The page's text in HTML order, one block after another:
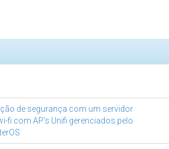
de segurança com um servidor
fi com AP’s Unifi gerenciados pelo